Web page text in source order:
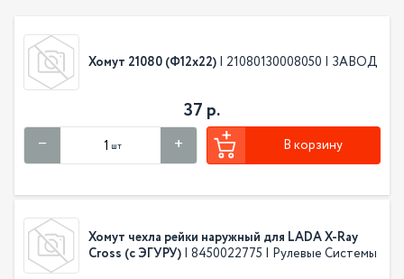
Хомут 21080 (Ф12х22) | 21080130008050 | ЗАВОД
37 р.
шт В корзину
Хомут чехла рейки наружный для LADA X-Ray
Cross (с ЭГУРУ) | 8450022775 | Рулевые Системы